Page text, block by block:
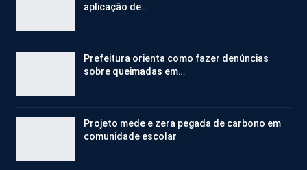
aplicação de…
Prefeitura orienta como fazer denúncias
sobre queimadas em…
Projeto mede e zera pegada de carbono em
comunidade escolar